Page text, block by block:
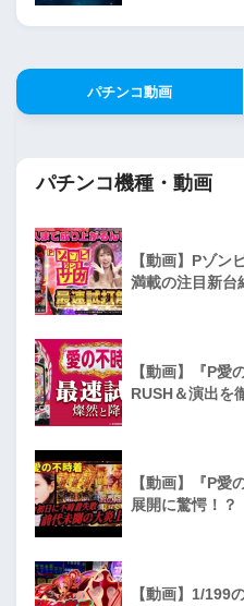
パチンコ動画
パチンコ機種・動画
【動画】Pゾン
満載の注目新台
【動画】『P愛
RUSH＆演出を
【動画】『P愛
展開に驚愕！？
【動画】1/199